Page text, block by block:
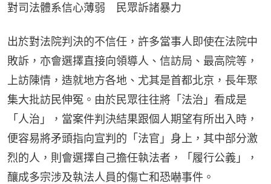
對司法體系信心薄弱　民眾訴諸暴力
出於對法院判決的不信任，許多當事人即使在法院中
敗訴，亦會選擇直接向領導人、信訪局、最高院等，
上訪陳情，造就地方各地、尤其是首都北京，長年聚
集大批訪民伸冤。由於民眾往往將「法治」看成是
「人治」，當案件判決結果跟個人期望有所出入時，
便容易將矛頭指向宣判的「法官」身上，其中部分激
烈的人，則會選擇自己擔任執法者，「履行公義」，
釀成多宗涉及執法人員的傷亡和恐嚇事件。